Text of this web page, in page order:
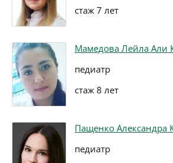
стаж 7 лет
Мамедова Лейла Али
педиатр
стаж 8 лет
Пащенко Александра
педиатр